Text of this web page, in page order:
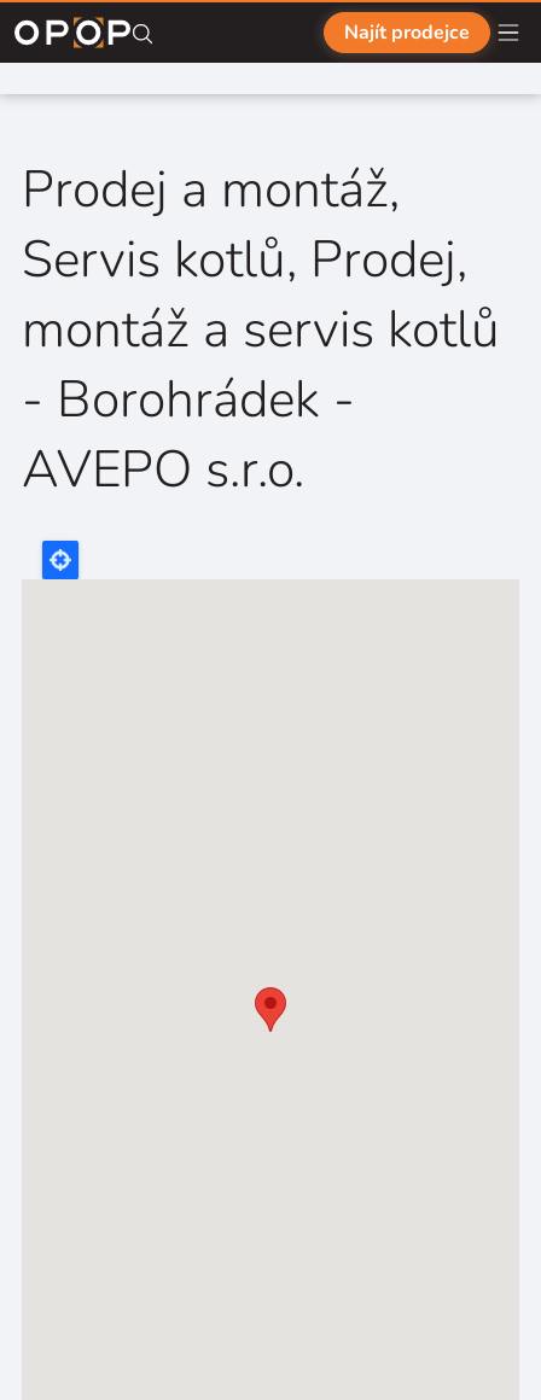
Přejít na hlavní obsah
Najít prodejce
Prodej a montáž,
Servis kotlů, Prodej,
montáž a servis kotlů
- Borohrádek -
AVEPO s.r.o.